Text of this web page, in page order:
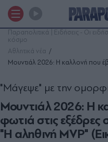
Παραπολιτικά | Ειδήσεις - Οι
κόσμο
Αθλητικά νέα
Μουντιάλ 2026: Η καλλονή που
Μουντιάλ 2026: Η
φωτιά στις
"H αληθινή ΜVP"
"Μάγεψε" με την